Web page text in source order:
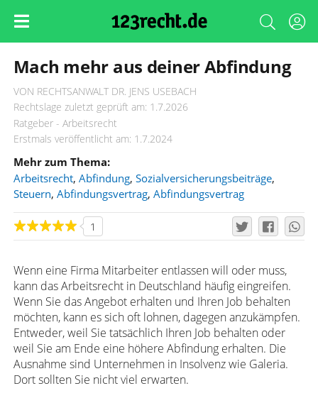
Mach mehr aus deiner Abfindung
VON RECHTSANWALT DR. JENS USEBACH
Rechtslage zuletzt geprüft am: 1.7.2026
Ratgeber - Arbeitsrecht
Erstmals veröffentlicht am: 1.7.2024
Mehr zum Thema:
Arbeitsrecht, Abfindung, Sozialversicherungsbeiträge,
Steuern, Abfindungsvertrag, Abfindungsvertrag
1
Wenn eine Firma Mitarbeiter entlassen will oder muss,
kann das Arbeitsrecht in Deutschland häufig eingreifen.
Wenn Sie das Angebot erhalten und Ihren Job behalten
möchten, kann es sich oft lohnen, dagegen anzukämpfen.
Entweder, weil Sie tatsächlich Ihren Job behalten oder
weil Sie am Ende eine höhere Abfindung erhalten. Die
Ausnahme sind Unternehmen in Insolvenz wie Galeria.
Dort sollten Sie nicht viel erwarten.